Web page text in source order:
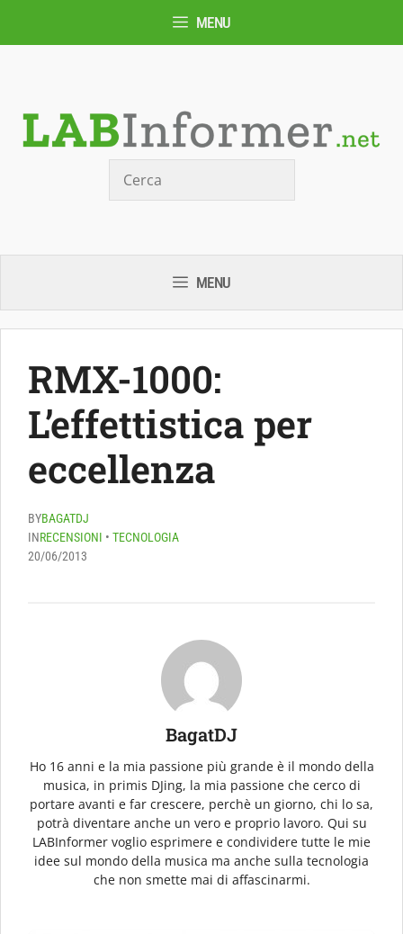
MENU
MENU
RMX-1000:
L’effettistica per
eccellenza
BYBAGATDJ
INRECENSIONI • TECNOLOGIA
20/06/2013
BagatDJ
Ho 16 anni e la mia passione più grande è il mondo della
musica, in primis DJing, la mia passione che cerco di
portare avanti e far crescere, perchè un giorno, chi lo sa,
potrà diventare anche un vero e proprio lavoro. Qui su
LABInformer voglio esprimere e condividere tutte le mie
idee sul mondo della musica ma anche sulla tecnologia
che non smette mai di affascinarmi.